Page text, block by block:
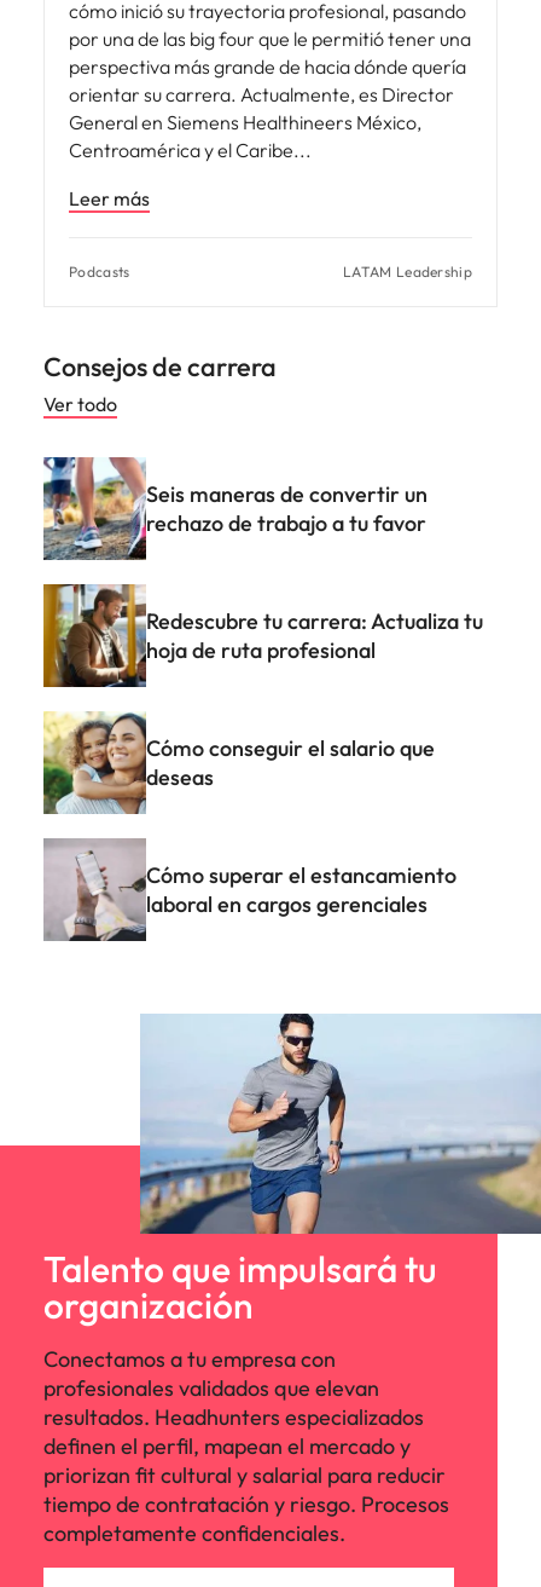
cómo inició su trayectoria profesional, pasando
por una de las big four que le permitió tener una
perspectiva más grande de hacia dónde quería
orientar su carrera. Actualmente, es Director
General en Siemens Healthineers México,
Centroamérica y el Caribe
Leer más
Podcasts LATAM Leadership
Consejos de carrera
Ver todo
Seis maneras de convertir un
rechazo de trabajo a tu favor
Redescubre tu carrera: Actualiza tu
hoja de ruta profesional
Cómo conseguir el salario que
deseas
Cómo superar el estancamiento
laboral en cargos gerenciales
Talento que impulsará tu
organización
Conectamos a tu empresa con
profesionales validados que elevan
resultados. Headhunters especializados
definen el perfil, mapean el mercado y
priorizan fit cultural y salarial para reducir
tiempo de contratación y riesgo. Procesos
completamente confidenciales.